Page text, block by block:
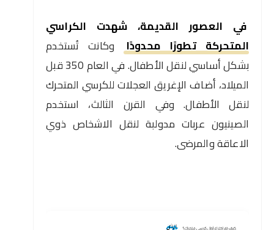
في العصور القديمة، شهدت الكراسي
المتحركة تطورًا محدودًا
وكانت تُستخدم
بشكل أساسي لنقل الأطفال. في العام 350 قبل
الميلاد، أضاف الإغريق العجلات للكرسي المتحرك
لنقل الأطفال. وفي القرن الثالث، استخدم
الصينيون عربات مدولبة لنقل الاشخاص ذوي
الاعاقة والمرضى.